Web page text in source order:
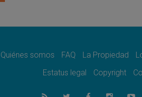
Comienzan "Diez Días
Pizzaballa en Asís: los
06.08.2026
Quiénes somos FAQ La Propiedad
Estatus legal
Copyright